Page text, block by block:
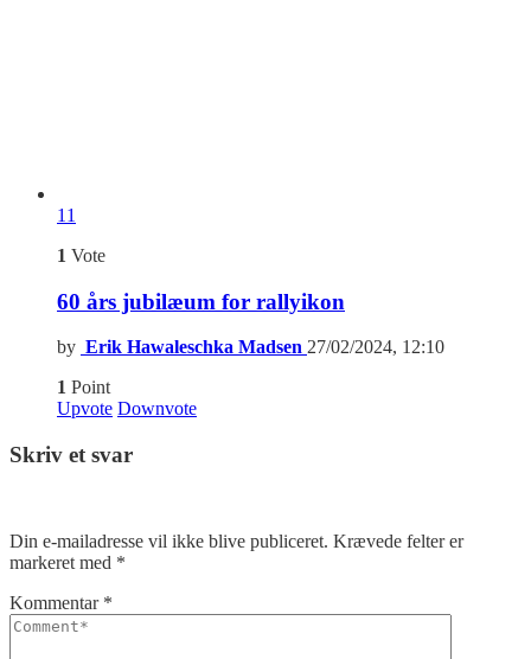
11
1 Vote
60 års jubilæum for rallyikon
by Erik Hawaleschka Madsen 27/02/2024, 12:10
1 Point
Upvote Downvote
Skriv et svar
Din e-mailadresse vil ikke blive publiceret. Krævede felter er
markeret med *
Kommentar *